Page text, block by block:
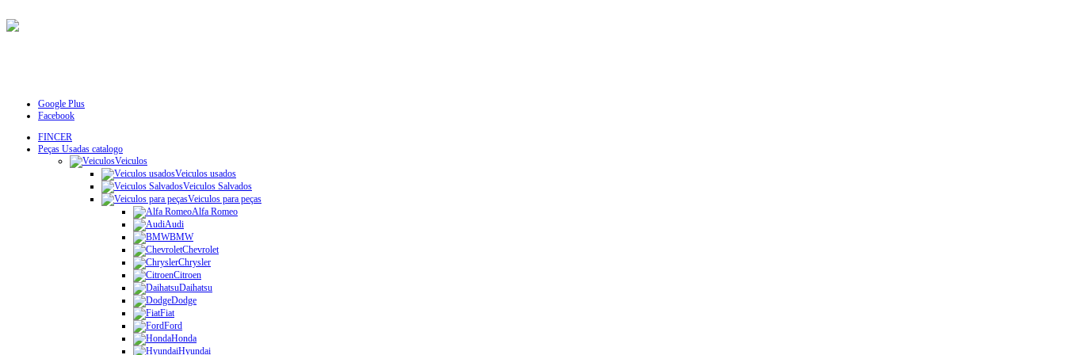
Google Plus
Facebook
FINCER
Peças Usadas catalogo
Veiculos
Veiculos usados
Veiculos Salvados
Veiculos para peças
Alfa Romeo
Audi
BMW
Chevrolet
Chrysler
Citroen
Daihatsu
Dodge
Fiat
Ford
Honda
Hyundai